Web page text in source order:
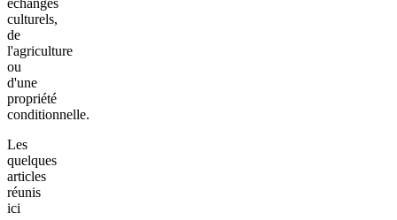
culturels,
de
l'agriculture
ou
d'une
propriété
conditionnelle.
Les
quelques
articles
réunis
ici